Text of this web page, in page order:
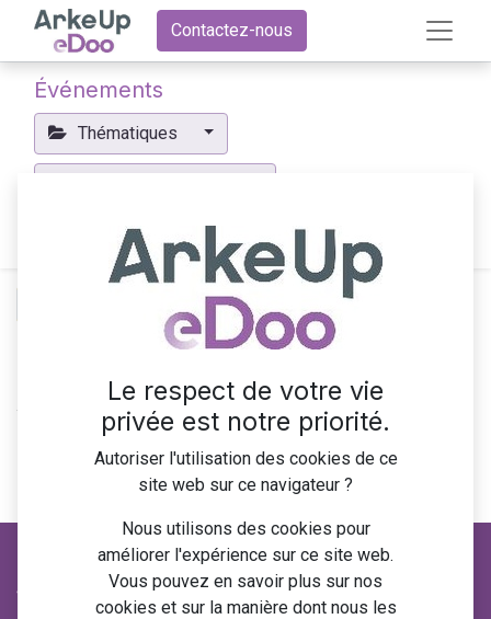
Contactez-nous
Événements
Thématiques
Aucun événement trouvé.
Services
Le respect de votre vie
privée est notre priorité.
Autoriser l'utilisation des cookies de ce
site web sur ce navigateur ?
Nous utilisons des cookies pour
améliorer l'expérience sur ce site web.
Vous pouvez en savoir plus sur nos
cookies et sur la manière dont nous les